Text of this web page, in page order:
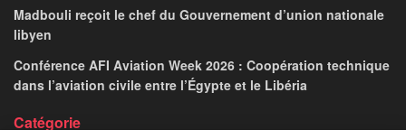
Madbouli reçoit le chef du Gouvernement d’union nationale
libyen
Conférence AFI Aviation Week 2026 : Coopération technique
dans l’aviation civile entre l’Égypte et le Libéria
Catégorie